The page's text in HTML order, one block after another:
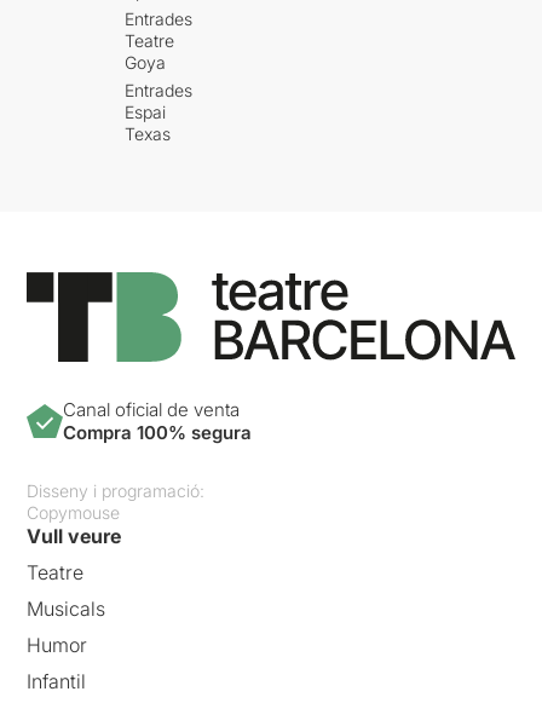
Entrades
Teatre
Goya
Entrades
Espai
Texas
Canal oficial de venta
Compra 100% segura
Disseny i programació:
Copymouse
Vull veure
Teatre
Musicals
Humor
Infantil